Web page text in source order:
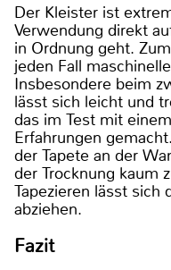
Der Kleister ist
Verwendung direkt
in Ordnung geht.
jeden Fall
Insbesondere beim
lässt sich leicht und
das im Test mit
Erfahrungen
der Tapete an der
der Trocknung kaum
Tapezieren lässt sich
abziehen.
Fazit